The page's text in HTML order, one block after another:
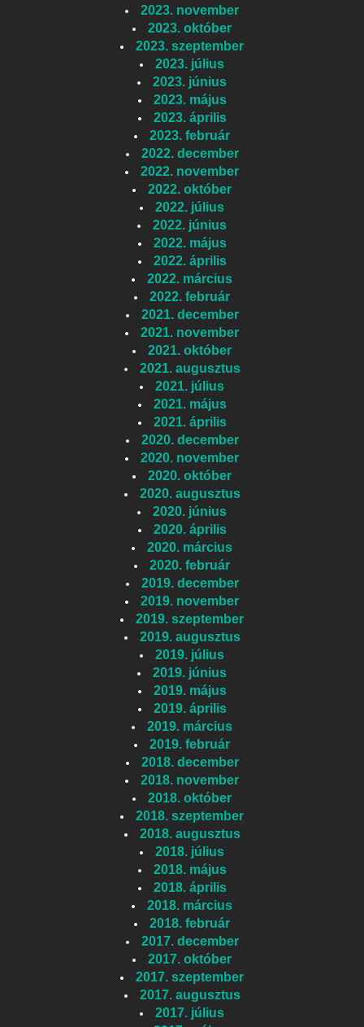
2023. november
2023. október
2023. szeptember
2023. július
2023. június
2023. május
2023. április
2023. február
2022. december
2022. november
2022. október
2022. július
2022. június
2022. május
2022. április
2022. március
2022. február
2021. december
2021. november
2021. október
2021. augusztus
2021. július
2021. május
2021. április
2020. december
2020. november
2020. október
2020. augusztus
2020. június
2020. április
2020. március
2020. február
2019. december
2019. november
2019. szeptember
2019. augusztus
2019. július
2019. június
2019. május
2019. április
2019. március
2019. február
2018. december
2018. november
2018. október
2018. szeptember
2018. augusztus
2018. július
2018. május
2018. április
2018. március
2018. február
2017. december
2017. október
2017. szeptember
2017. augusztus
2017. július